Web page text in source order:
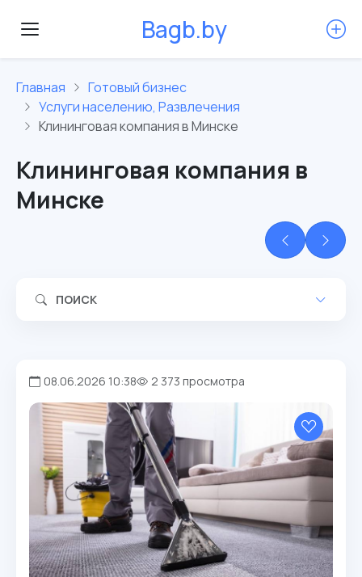
Bagb.by
Главная
Готовый бизнес
Услуги населению, Развлечения
Клининговая компания в Минске
Клининговая компания в
Минске
ПОИСК
08.06.2026 10:38 2 373 просмотра